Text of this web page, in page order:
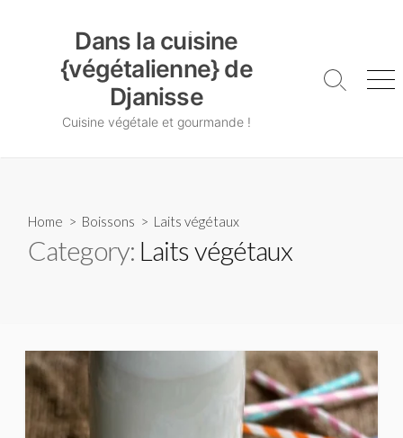
Dans la cuisine
{végétalienne} de
Djanisse
Cuisine végétale et gourmande !
Search
Home > Boissons > Laits végétaux
Category: Laits végétaux